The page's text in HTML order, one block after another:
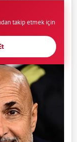
takip etmek için